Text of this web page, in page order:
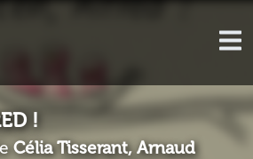
!
Célia Tisserant, Arnaud